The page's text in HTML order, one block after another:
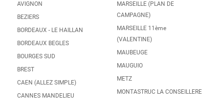
AVIGNON
BEZIERS
BORDEAUX - LE HAILLAN
BORDEAUX BEGLES
BOURGES SUD
BREST
CAEN (ALLEZ SIMPLE)
CANNES MANDELIEU
MARSEILLE (PLAN DE
CAMPAGNE)
MARSEILLE 11ème
(VALENTINE)
MAUBEUGE
MAUGUIO
METZ
MONTASTRUC LA CONSEILLERE